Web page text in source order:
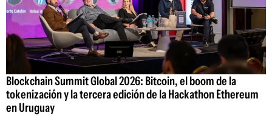
Blockchain Summit Global 2026: Bitcoin, el boom de la
tokenización y la tercera edición de la Hackathon Ethereum
en Uruguay